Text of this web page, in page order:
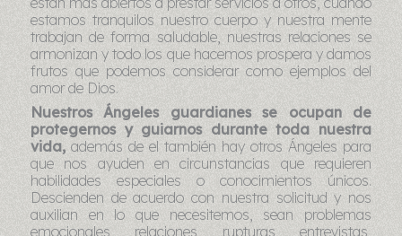
estamos tranquilos nuestro cuerpo y nuestra mente
trabajan de forma saludable, nuestras relaciones se
armonizan y todo los que hacemos prospera y damos
frutos que podemos considerar como ejemplos del
amor de Dios.
Nuestros Ángeles guardianes se ocupan de
protegernos y guiarnos durante toda nuestra
vida, además de el también hay otros Ángeles para
que nos ayuden en circunstancias que requieren
habilidades especiales o conocimientos únicos.
Descienden de acuerdo con nuestra solicitud y nos
auxilian en lo que necesitemos, sean problemas
emocionales, relaciones, rupturas, entrevistas,